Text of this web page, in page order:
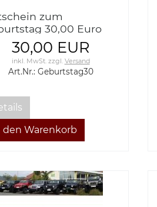
zum
30,00 Euro
30,00 EUR
inkl. MwSt.zzgl. Versand
Art.Nr.: Geburtstag30